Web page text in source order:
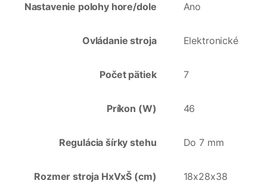
Nastavenie polohy hore/dole Ano
Ovládanie stroja Elektronické
Počet pätiek 7
Príkon (W) 46
Regulácia šírky stehu Do 7 mm
Rozmer stroja HxVxŠ (cm) 18x28x38